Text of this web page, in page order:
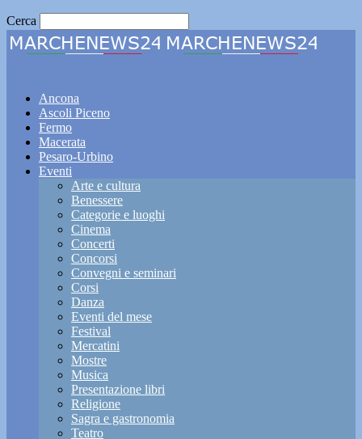
Cerca
Ancona
Ascoli Piceno
Fermo
Macerata
Pesaro-Urbino
Eventi
Arte e cultura
Benessere
Categorie e luoghi
Cinema
Concerti
Concorsi
Convegni e seminari
Corsi
Danza
Eventi del mese
Festival
Mercatini
Mostre
Musica
Presentazione libri
Religione
Sagra e gastronomia
Teatro